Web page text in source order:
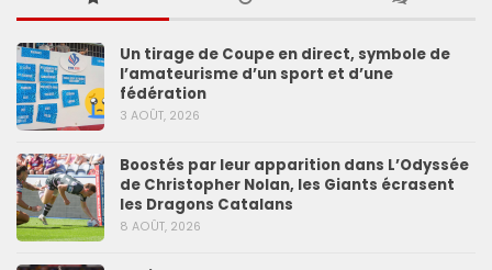
Un tirage de Coupe en direct, symbole de
l’amateurisme d’un sport et d’une
fédération
3 AOÛT, 2026
Boostés par leur apparition dans L’Odyssée
de Christopher Nolan, les Giants écrasent
les Dragons Catalans
8 AOÛT, 2026